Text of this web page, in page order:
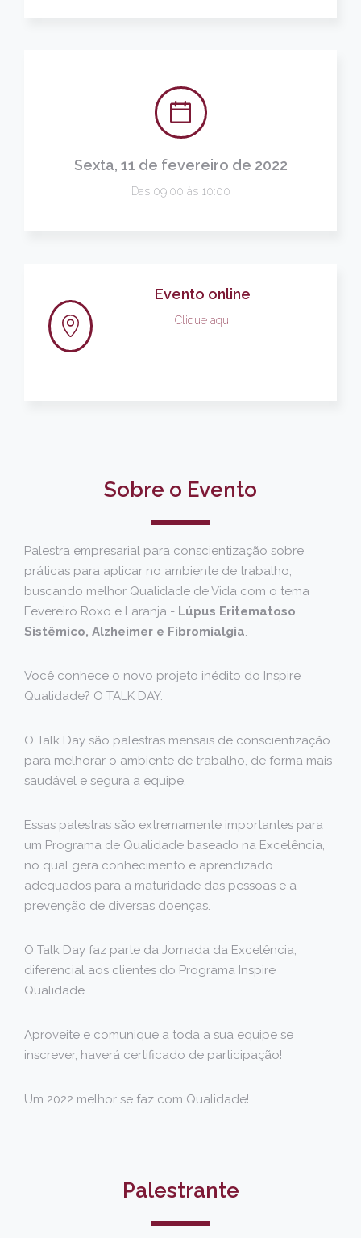
Sexta, 11 de fevereiro de 2022
Das 09:00 às 10:00
Evento online
Clique aqui
Sobre o Evento
Palestra empresarial para conscientização sobre
práticas para aplicar no ambiente de trabalho,
buscando melhor Qualidade de Vida com o tema
Fevereiro Roxo e Laranja - Lúpus Eritematoso
Sistêmico, Alzheimer e Fibromialgia.
Você conhece o novo projeto inédito do Inspire
Qualidade? O TALK DAY.
O Talk Day são palestras mensais de conscientização
para melhorar o ambiente de trabalho, de forma mais
saudável e segura a equipe.
Essas palestras são extremamente importantes para
um Programa de Qualidade baseado na Excelência,
no qual gera conhecimento e aprendizado
adequados para a maturidade das pessoas e a
prevenção de diversas doenças.
O Talk Day faz parte da Jornada da Excelência,
diferencial aos clientes do Programa Inspire
Qualidade.
Aproveite e comunique a toda a sua equipe se
inscrever, haverá certificado de participação!
Um 2022 melhor se faz com Qualidade!
Palestrante